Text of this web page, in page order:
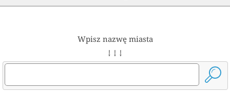
Wpisz nazwę miasta
↓ ↓ ↓